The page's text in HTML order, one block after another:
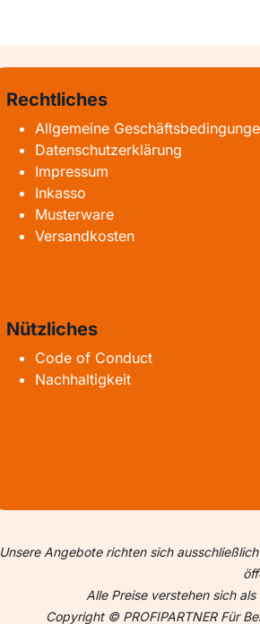
Rechtliches
Allgemeine
Datenschutzerklärung
Impressum
Inkasso
Musterware
Versandkosten
Nützliches
Code of Conduct
Nachhaltigkeit
Unsere Angebote richten sich
Alle Preise verstehen sich
Copyright © PROFIPARTNER Für